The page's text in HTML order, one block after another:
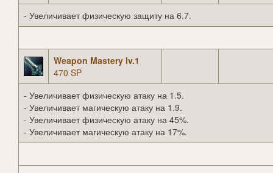
- Увеличивает физическую защиту на 6.7.
Weapon Mastery lv.1
470 SP
- Увеличивает физическую атаку на 1.5.
- Увеличивает магическую атаку на 1.9.
- Увеличивает физическую атаку на 45%.
- Увеличивает магическую атаку на 17%.